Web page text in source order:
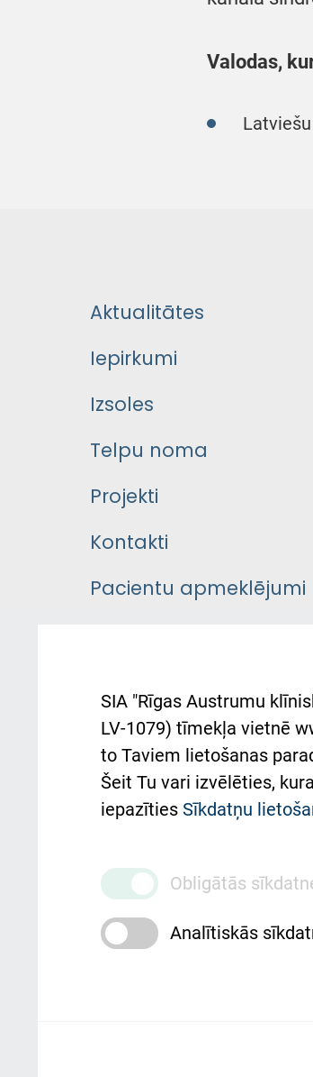
Valodas,
Aktualitātes
Iepirkumi
Izsoles
Telpu noma
Projekti
Kontakti
Pacientu apmeklējumi
Pacienta
atsauksmju/sūdzību
iesniegšanas kārtība
Kā pie mums nokļūt
ceļvedis
Rekvizīti un
SIA "Rīgas Austrumu
LV-1079) tīmekļa vietnē
to Taviem lietošanas
Šeit Tu vari izvēlēties,
iepazīties Sīkdatņu
Obligātās
Analītiskās